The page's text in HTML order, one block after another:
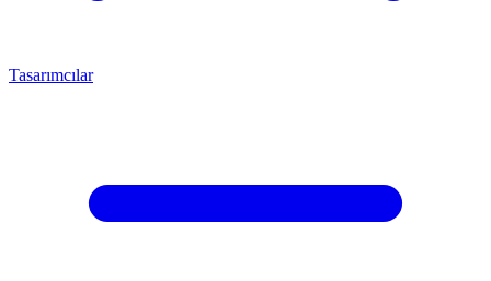
Tasarımcılar